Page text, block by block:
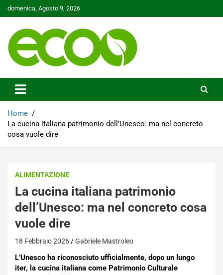
Skip
to
domenica, Agosto 9, 2026
Ecoo.it
Home
La cucina italiana patrimonio dell’Unesco: ma nel concreto
cosa vuole dire
ALIMENTAZIONE
La cucina italiana patrimonio
dell’Unesco: ma nel concreto cosa
vuole dire
18 Febbraio 2026 Gabriele Mastroleo
L’Unesco ha riconosciuto ufficialmente, dopo un lungo
iter, la cucina italiana come Patrimonio Culturale